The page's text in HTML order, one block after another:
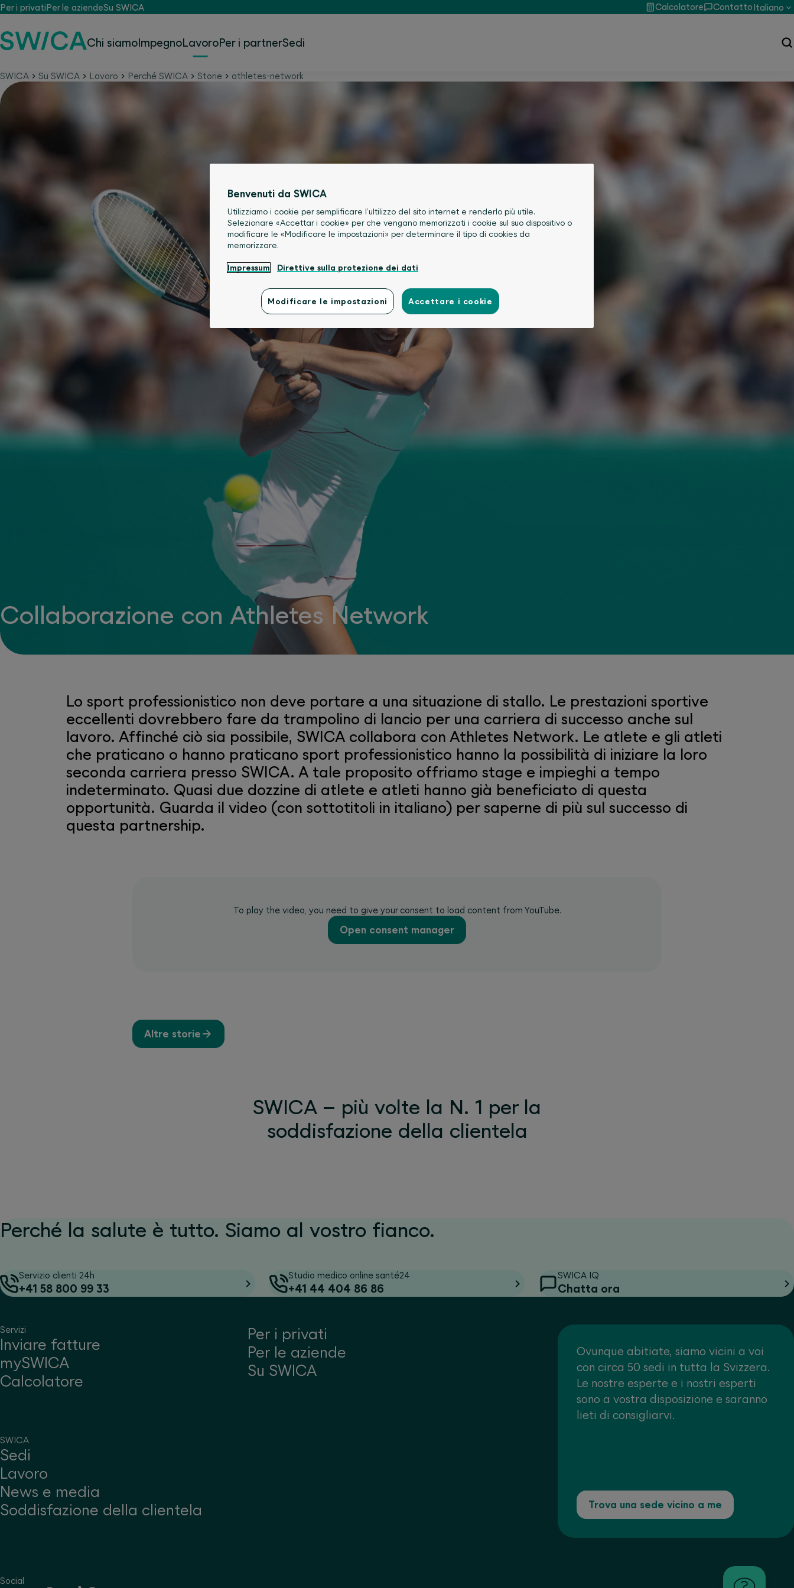
Per i privatiPer le aziendeSu SWICA Calcolatore ContattoItaliano
Chi siamoImpegnoLavoroPer i partnerSedi
SWICA Su SWICA Lavoro Perché SWICA Storie athletes-network
Collaborazione con Athletes Network
Lo sport professionistico non deve portare a una situazione di stallo. Le prestazioni sportive
eccellenti dovrebbero fare da trampolino di lancio per una carriera di successo anche sul
lavoro. Affinché ciò sia possibile, SWICA collabora con Athletes Network. Le atlete e gli atleti
che praticano o hanno praticano sport professionistico hanno la possibilità di iniziare la loro
seconda carriera presso SWICA. A tale proposito offriamo stage e impieghi a tempo
indeterminato. Quasi due dozzine di atlete e atleti hanno già beneficiato di questa
opportunità. Guarda il video (con sottotitoli in italiano) per saperne di più sul successo di
questa partnership.
To play the video, you need to give your consent to load content from YouTube.
Open consent manager
Altre storie
SWICA – più volte la N. 1 per la
soddisfazione della clientela
Perché la salute è tutto. Siamo al vostro fianco.
Servizio clienti 24h
+41 58 800 99 33
Studio medico online santé24
+41 44 404 86 86
SWICA IQ
Chatta ora
Servizi
Inviare fatture
mySWICA
Calcolatore
Per i privati
Per le aziende
Su SWICA
SWICA
Sedi
Lavoro
News e media
Soddisfazione della clientela
Ovunque abitiate, siamo vicini a voi
con circa 50 sedi in tutta la Svizzera.
Le nostre esperte e i nostri esperti
sono a vostra disposizione e saranno
lieti di consigliarvi.
Trova una sede vicino a me
Social
Benvenuti da SWICA
Utilizziamo i cookie per semplificare l’ultilizzo del sito internet e renderlo più utile.
Selezionare «Accettar i cookie» per che vengano memorizzati i cookie sul suo dispositivo o
modificare le «Modificare le impostazioni» per determinare il tipo di cookies da
memorizzare.
Impressum Direttive sulla protezione dei dati
Modificare le impostazioni Accettare i cookie